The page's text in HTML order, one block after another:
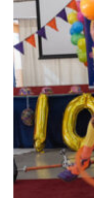
sombreros